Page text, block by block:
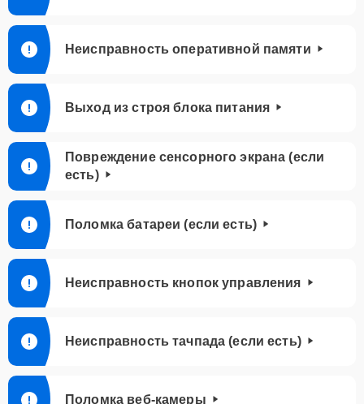
Неисправность оперативной памяти
Выход из строя блока питания
Повреждение сенсорного экрана (если
есть)
Поломка батареи (если есть)
Неисправность кнопок управления
Неисправность тачпада (если есть)
Поломка веб-камеры